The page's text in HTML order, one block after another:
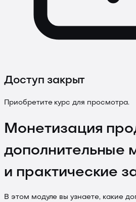
Доступ закрыт
Приобретите курс для просмотра.
Монетизация
дополнительные
и практические
В этом модуле вы узнаете, какие